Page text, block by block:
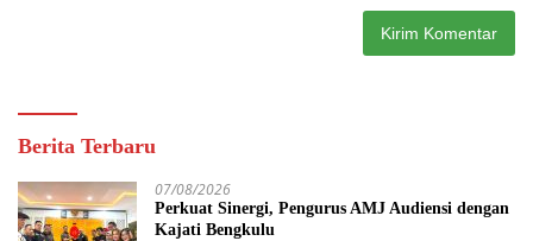
Berita Terbaru
07/08/2026
Perkuat Sinergi, Pengurus AMJ Audiensi dengan
Kajati Bengkulu